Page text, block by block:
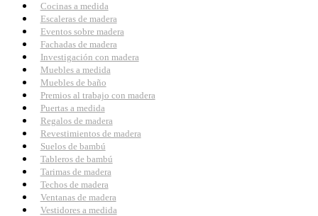
Cocinas a medida
Escaleras de madera
Eventos sobre madera
Fachadas de madera
Investigación con madera
Muebles a medida
Muebles de baño
Premios al trabajo con madera
Puertas a medida
Regalos de madera
Revestimientos de madera
Suelos de bambú
Tableros de bambú
Tarimas de madera
Techos de madera
Ventanas de madera
Vestidores a medida